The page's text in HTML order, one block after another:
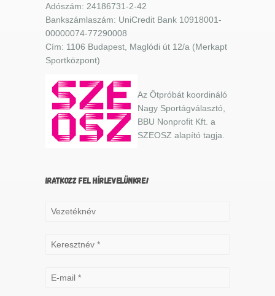
Adószám: 24186731-2-42
Bankszámlaszám: UniCredit Bank 10918001-
00000074-77290008
Cím: 1106 Budapest, Maglódi út 12/a (Merkapt
Sportközpont)
Az Ötpróbát koordináló
Nagy Sportágválasztó,
BBU Nonprofit Kft. a
SZEOSZ alapító tagja.
IRATKOZZ FEL HÍRLEVELÜNKRE!